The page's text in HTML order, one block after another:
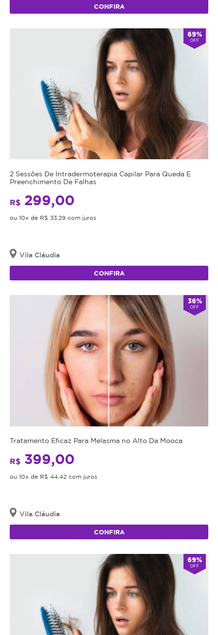
CONFIRA
69%
OFF
2 Sessões De Intradermoterapia Capilar Para Queda E
Preenchimento De Falhas
R$ 299,00
ou 10x de R$ 33,29 com juros
Vila Cláudia
CONFIRA
36%
OFF
Tratamento Eficaz Para Melasma no Alto Da Mooca
R$ 399,00
ou 10x de R$ 44,42 com juros
Vila Cláudia
CONFIRA
69%
OFF